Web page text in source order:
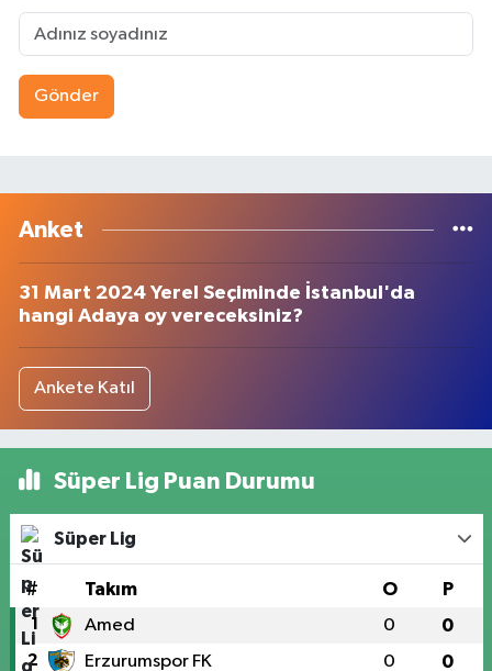
Gönder
Anket
31 Mart 2024 Yerel Seçiminde İstanbul'da
hangi Adaya oy vereceksiniz?
Ankete Katıl
Süper Lig Puan Durumu
Süper Lig
# Takım O P
1 Amed 0 0
2 Erzurumspor FK 0 0